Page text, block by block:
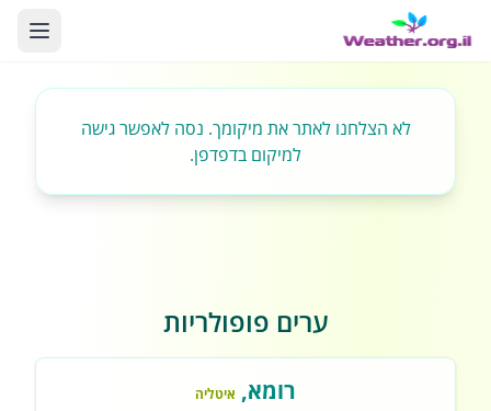
לא הצלחנו לאתר את מיקומך. נסה לאפשר גישה
למיקום בדפדפן.
ערים פופולריות
רומא, איטליה